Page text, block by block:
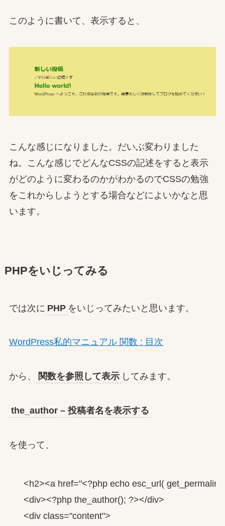
このように書いて、表示すると、
こんな感じになりました。だいぶ変わりました
ね。こんな感じでどんなCSSの記述をすると表示
がどのように変わるのかがわかるのでCSSの勉強
をこれからしようとする場合などによいかなと思
います。
PHPをいじってみる
では次に PHP をいじってみたいと思います。
WordPress私的マニュアル 関数 : 目次
から、 関数を参照して表示 してみます。
the_author – 投稿者名を表示する
を使って、
<h2><a href="<?php echo esc_url(
<div><?php the_author(); ?></div>
<div class="content">